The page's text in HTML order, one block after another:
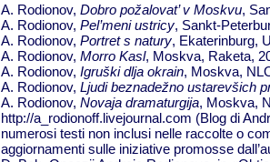
A. Rodionov, Dobro požalovat’ v Moskvu,
A. Rodionov, Pel’meni ustricy, Sankt-
A. Rodionov, Portret s natury, Ekaterinburg,
A. Rodionov, Morro Kasl, Moskva, Raketa,
A. Rodionov, Igruški dlja okrain, Moskva,
A. Rodionov, Ljudi beznadežno ustarevšich
A. Rodionov, Novaja dramaturgija, Moskva,
http://a_rodionoff.livejournal.com (Blog di
numerosi testi non inclusi nelle raccolte o
aggiornamenti sulle iniziative promosse